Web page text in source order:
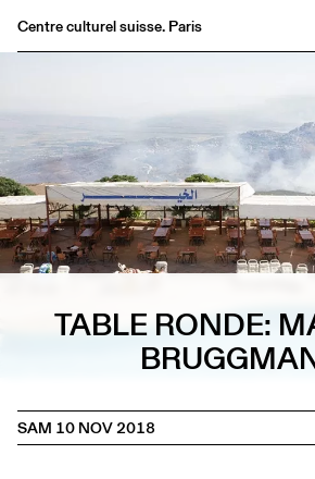
Centre culturel suisse. Paris
Buvette
Archives
Médiathèque
Éditions
Informations
EN
TABLE RONDE:
SAM 10 NOV 2018